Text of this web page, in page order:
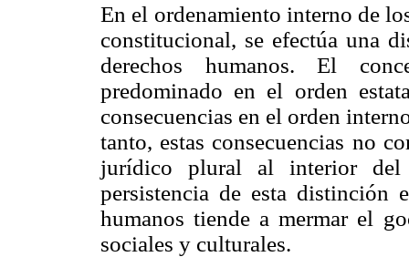
En el ordenamiento interno de
constitucional, se efectúa una
derechos humanos. El
predominado en el orden
consecuencias en el orden
tanto, estas consecuencias no
jurídico plural al interior del
persistencia de esta distinción
humanos tiende a mermar el
sociales y culturales.